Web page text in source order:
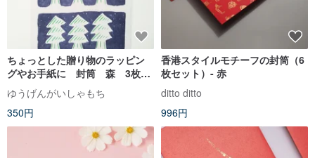
ちょっとした贈り物のラッピン
グやお手紙に 封筒 森 3枚入
ゆうげんがいしゃもち
350円
香港スタイルモチーフの封筒（6
枚セット）- 赤
ditto ditto
996円